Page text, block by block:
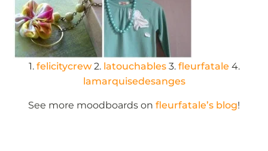
1. felicitycrew 2. latouchables 3. fleurfatale 4.
lamarquisedesanges
See more moodboards on fleurfatale’s blog!